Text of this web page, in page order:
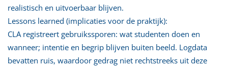
realistisch en uitvoerbaar blijven.
Lessons learned (implicaties voor de praktijk):
CLA registreert gebruikssporen: wat studenten doen en
wanneer; intentie en begrip blijven buiten beeld. Logdata
bevatten ruis, waardoor gedrag niet rechtstreeks uit deze